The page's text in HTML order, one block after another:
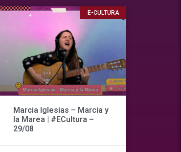
E-CULTURA
Marcia Iglesias – Marcia y
la Marea | #ECultura –
29/08